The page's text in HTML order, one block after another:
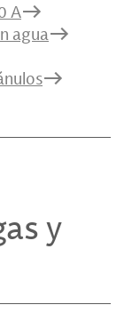
A
agua
y